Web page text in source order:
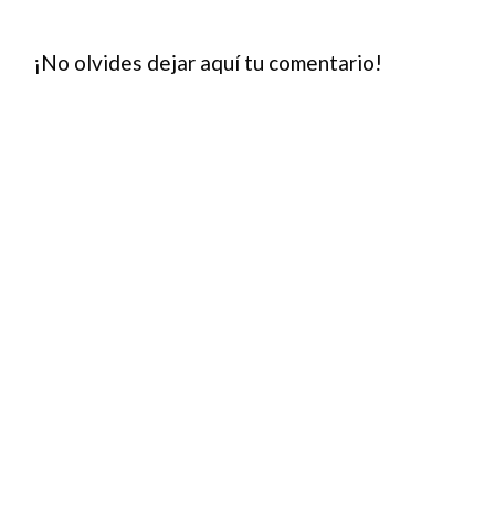
¡No olvides dejar aquí tu comentario!